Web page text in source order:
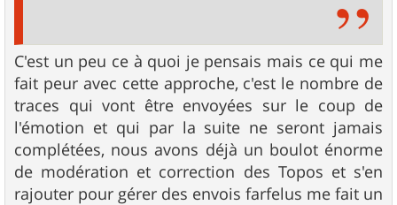
C'est un peu ce à quoi je pensais mais ce qui me
fait peur avec cette approche, c'est le nombre de
traces qui vont être envoyées sur le coup de
l'émotion et qui par la suite ne seront jamais
complétées, nous avons déjà un boulot énorme
de modération et correction des Topos et s'en
rajouter pour gérer des envois farfelus me fait un